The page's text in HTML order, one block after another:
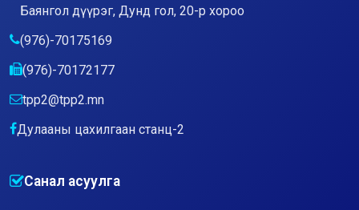
Баянгол дүүрэг, Дунд гол, 20-р хороо
(976)-70175169
(976)-70172177
tpp2@tpp2.mn
Дулааны цахилгаан станц-2
Санал асуулга